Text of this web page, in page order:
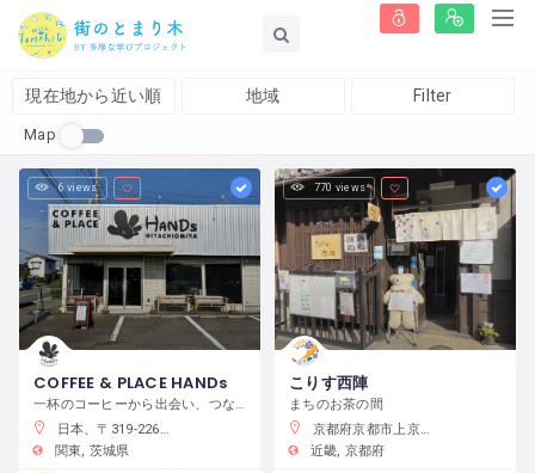
現在地から近い順 地域 Filter
Map
6 views
COFFEE & PLACE HANDs
一杯のコーヒーから出会い、つながり、何かが始まるまちの居場所
日本、〒319-2266 茨城県常陸大宮市抽ヶ台町８６４−１
関東
茨城県
770 views
こりす西陣
まちのお茶の間
京都府京都市上京区藤木町７９５−５
近畿 京都府